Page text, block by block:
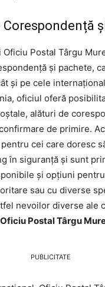
Corespondență
Oficiu Postal Târgu
și pachete,
și pe cele
oficiul oferă
alături de
de primire.
cei care doresc
în siguranță și sunt
și opțiuni
sau cu diverse
nevoilor diverse ale
Postal Târgu
PUBLICITATE